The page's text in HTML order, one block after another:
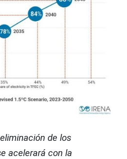
de los
acelerará con la